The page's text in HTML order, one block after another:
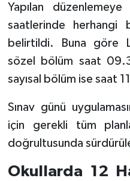
Yapılan
saatlerinde herhangi
belirtildi. Buna göre
sözel bölüm saat
sayısal bölüm ise saat
Sınav günü
için gerekli tüm
doğrultusunda
Okullarda 12